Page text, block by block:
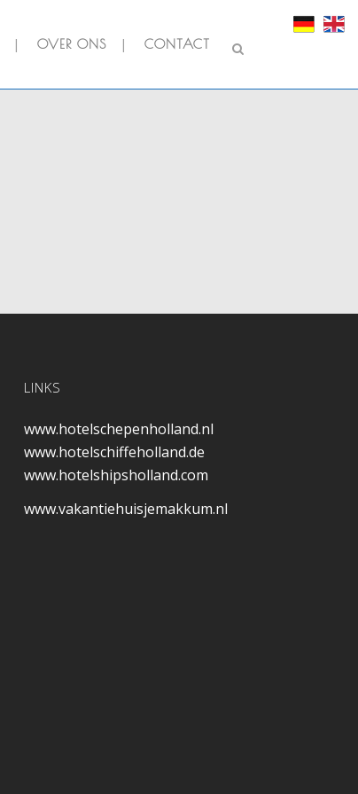
OVER ONS CONTACT
LINKS
www.hotelschepenholland.nl
www.hotelschiffeholland.de
www.hotelshipsholland.com
www.vakantiehuisjemakkum.nl